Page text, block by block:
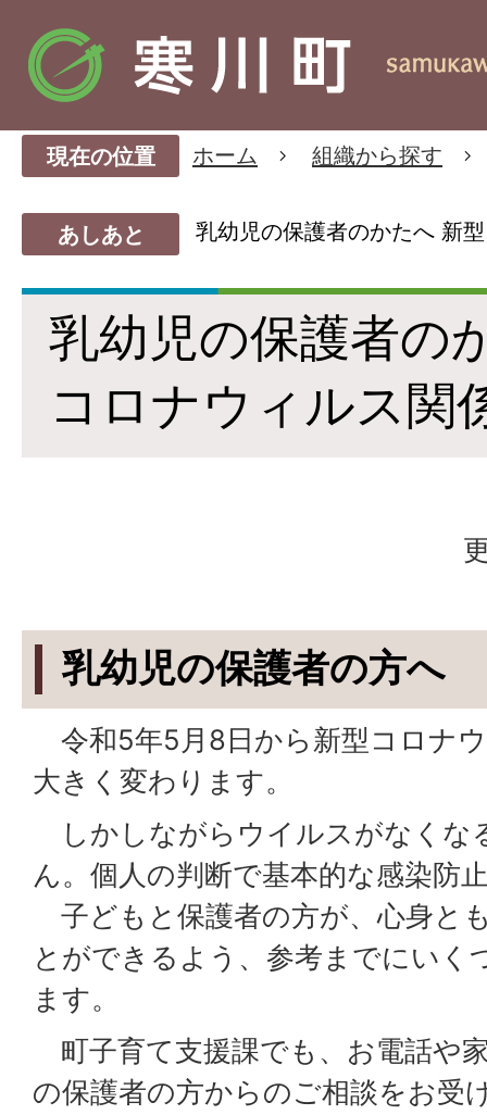
現在の位置 ホーム 組織から探す
あしあと 乳幼児の保護者のかたへ 新
乳幼児の保護者の
コロナウィルス関
乳幼児の保護者の方へ
令和5年5月8日から新型コロナ
大きく変わります。
しかしながらウイルスがなくな
ん。個人の判断で基本的な感染防
子どもと保護者の方が、心身と
とができるよう、参考までにいく
ます。
町子育て支援課でも、お電話や
の保護者の方からのご相談をお受